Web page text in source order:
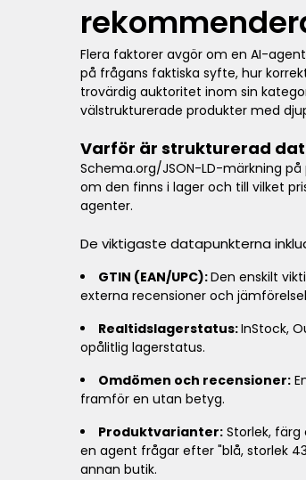
Flera faktorer avgör om en AI-
på frågans faktiska syfte, hur
trovärdig auktoritet inom sin
välstrukturerade produkter med
Varför är strukturerad
Schema.org/JSON-LD-märkning
om den finns i lager och till vilket
agenter.
De viktigaste datapunkterna
GTIN (EAN/UPC):Den enskilt
externa recensioner och
Realtidslagerstatus:InStock,
opålitlig lagerstatus.
Omdömen och recensioner:
framför en utan betyg.
Produktvarianter: Storlek,
en agent frågar efter "blå, storlek
annan butik.